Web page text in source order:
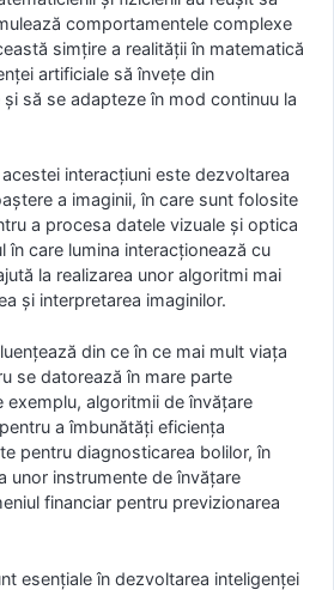
comportamentele complexe
simțire a realității în matematică
artificiale să învețe din
să se adapteze în mod continuu la
interacțiuni este dezvoltarea
a imaginii, în care sunt folosite
a procesa datele vizuale și optica
în care lumina interacționează cu
la realizarea unor algoritmi mai
și interpretarea imaginilor.
din ce în ce mai mult viața
se datorează în mare parte
exemplu, algoritmii de învățare
a îmbunătăți eficiența
pentru diagnosticarea bolilor, în
unor instrumente de învățare
financiar pentru previzionarea
esențiale în dezvoltarea inteligenței